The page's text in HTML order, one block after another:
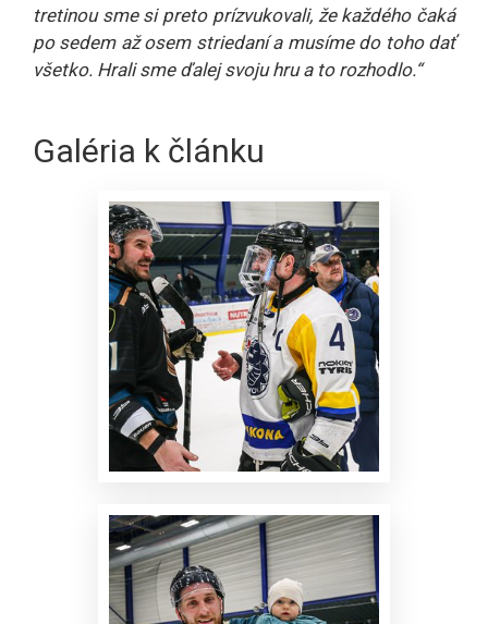
tretinou sme si preto prízvukovali, že každého čaká
po sedem až osem striedaní a musíme do toho dať
všetko. Hrali sme ďalej svoju hru a to rozhodlo.“
Galéria k článku